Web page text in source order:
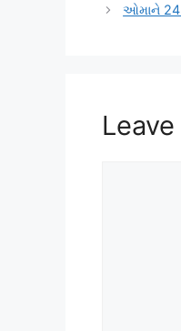
ઓમાને 24